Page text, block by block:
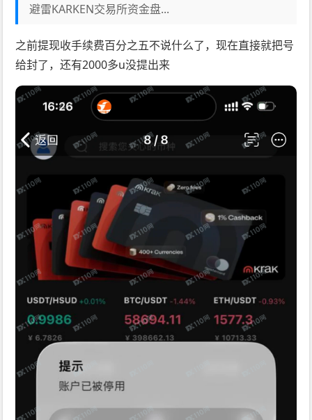
避雷KARKEN交易所资金盘...
之前提现收手续费百分之五不说什么了，现在直接就把号
给封了，还有2000多u没提出来